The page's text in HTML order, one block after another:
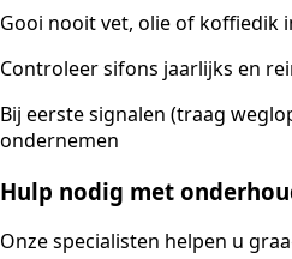
Gooi nooit vet, olie of koffiedik
Controleer sifons jaarlijks en
Bij eerste signalen (traag
ondernemen
Hulp nodig met
Onze specialisten helpen u